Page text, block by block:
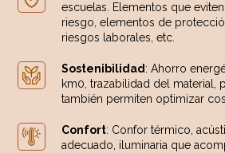
escuelas. Elementos que
riesgo, elementos de
riesgos laborales, etc.
Sostenibilidad : Ahorro
km0, trazabilidad del material,
también permiten optimizar
Confort: Confor térmico,
adecuado, iluminaria que